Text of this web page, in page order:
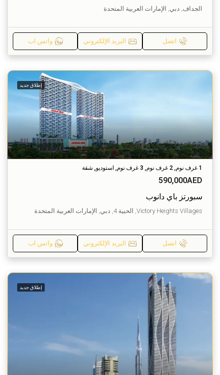
الجداف, دبي, الإمارات العربية المتحدة
اتصل البريد الإلكتروني واتس اب
إطلاق جديد
1 غرف نوم, 2 غرف نوم, 3 غرف نوم, استوديو, شقة
590,000AED
سبورتز باي دانوب
Victory Heights Villages, الحبية 4, دبي, الإمارات العربية المتحدة
اتصل البريد الإلكتروني واتس اب
إطلاق جديد